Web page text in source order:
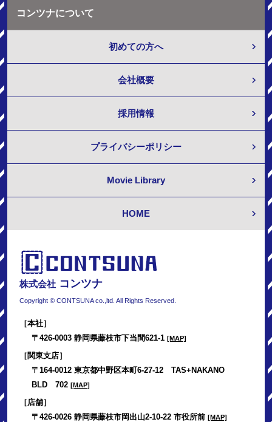
コンツナについて
初めての方へ
会社概要
採用情報
プライバシーポリシー
Movie Library
HOME
株式会社 コンツナ
Copyright © CONTSUNA co.,ltd. All Rights Reserved.
［本社］
〒426-0003 静岡県藤枝市下当間621-1 [MAP]
［関東支店］
〒164-0012 東京都中野区本町6-27-12 TAS+NAKANO
BLD 702 [MAP]
［店舗］
〒426-0026 静岡県藤枝市岡出山2-10-22 市役所前 [MAP]